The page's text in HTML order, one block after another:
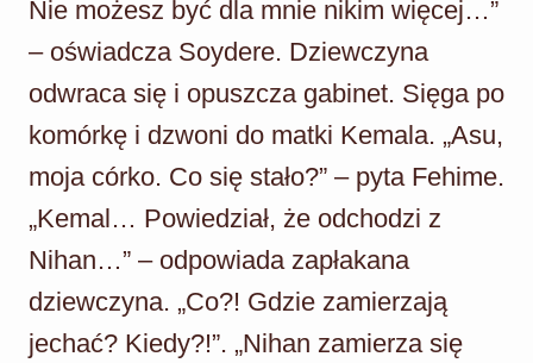
Nie możesz być dla mnie nikim więcej…”
– oświadcza Soydere. Dziewczyna
odwraca się i opuszcza gabinet. Sięga po
komórkę i dzwoni do matki Kemala. „Asu,
moja córko. Co się stało?” – pyta Fehime.
„Kemal… Powiedział, że odchodzi z
Nihan…” – odpowiada zapłakana
dziewczyna. „Co?! Gdzie zamierzają
jechać? Kiedy?!”. „Nihan zamierza się